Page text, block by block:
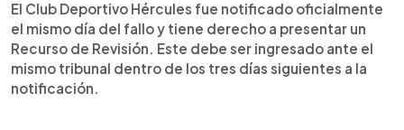
El Club Deportivo Hércules fue notificado oficialmente
el mismo día del fallo y tiene derecho a presentar un
Recurso de Revisión. Este debe ser ingresado ante el
mismo tribunal dentro de los tres días siguientes a la
notificación.